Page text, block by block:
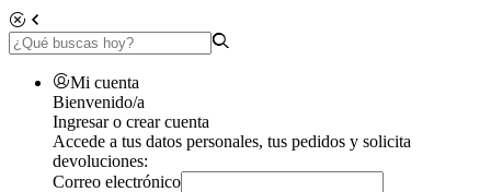
Mi cuenta
Bienvenido/a
Ingresar o crear cuenta
Accede a tus datos personales, tus pedidos y solicita
devoluciones:
Correo electrónico